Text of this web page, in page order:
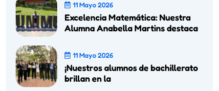
11 Mayo 2026
Excelencia Matemática: Nuestra
Alumna Anabella Martins destaca
11 Mayo 2026
¡Nuestros alumnos de bachillerato
brillan en la